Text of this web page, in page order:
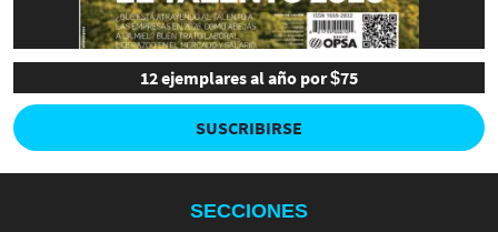
12 ejemplares al año por $75
SUSCRIBIRSE
SECCIONES